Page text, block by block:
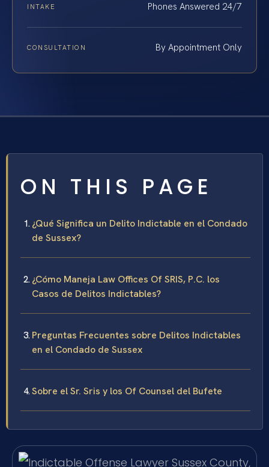
INTAKE Phones Answered 24/7
CONSULTATION By Appointment Only
ON THIS PAGE
¿Qué Significa un Delito Indictable en el Condado
de Sussex?
¿Cómo Maneja Law Offices Of SRIS, P.C. los
Casos de Delitos Indictables?
Preguntas Frecuentes sobre Delitos Indictables
en el Condado de Sussex
Sobre el Sr. Sris y los Of Counsel del Bufete